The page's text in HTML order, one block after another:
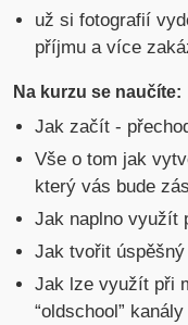
už si fotografií
příjmu a více
Na kurzu se naučíte:
Jak začít -
Vše o tom jak
který vás bude
Jak naplno využít
Jak tvořit
Jak lze využít při
“oldschool” kanály